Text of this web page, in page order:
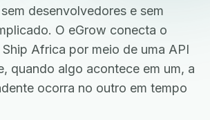
desenvolvedores e sem
O eGrow conecta o
Africa por meio de uma API
quando algo acontece em um, a
ocorra no outro em tempo